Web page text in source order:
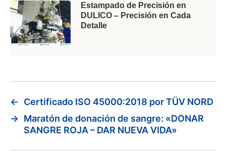
Estampado de Precisión en
DULICO – Precisión en Cada
Detalle
←
Certificado ISO 45000:2018 por TÜV NORD
→ Maratón de donación de sangre: «DONAR
SANGRE ROJA – DAR NUEVA VIDA»